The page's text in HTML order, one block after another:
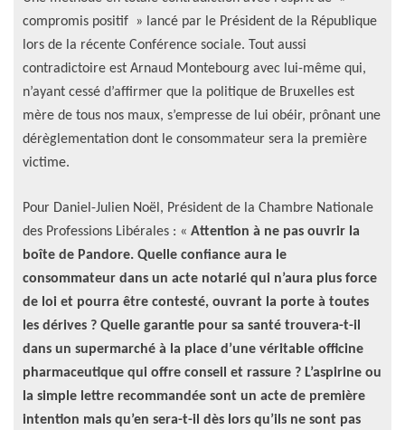
compromis positif » lancé par le Président de la République
lors de la récente Conférence sociale. Tout aussi
contradictoire est Arnaud Montebourg avec lui-même qui,
n’ayant cessé d’affirmer que la politique de Bruxelles est
mère de tous nos maux, s’empresse de lui obéir, prônant une
dérèglementation dont le consommateur sera la première
victime.
Pour Daniel-Julien Noël, Président de la Chambre Nationale
des Professions Libérales : « Attention à ne pas ouvrir la
boîte de Pandore. Quelle confiance aura le
consommateur dans un acte notarié qui n’aura plus force
de loi et pourra être contesté, ouvrant la porte à toutes
les dérives ? Quelle garantie pour sa santé trouvera-t-il
dans un supermarché à la place d’une véritable officine
pharmaceutique qui offre conseil et rassure ? L’aspirine ou
la simple lettre recommandée sont un acte de première
intention mais qu’en sera-t-il dès lors qu’ils ne sont pas